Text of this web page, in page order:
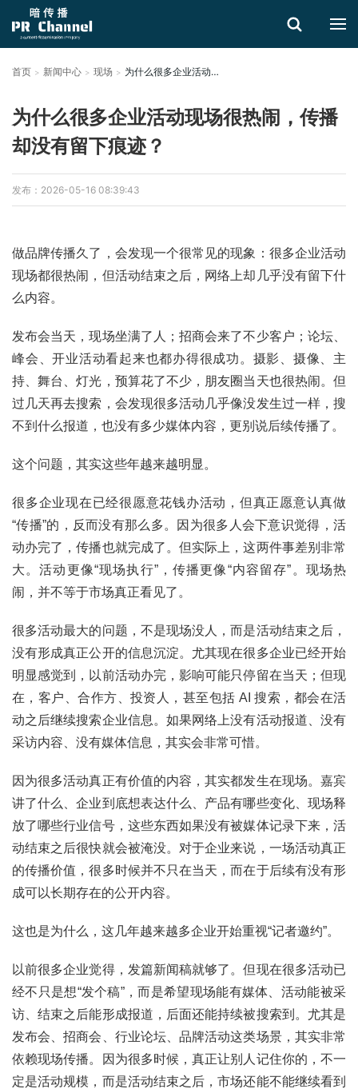
首页 新闻中心 现场 为什么很多企业活动现场很热闹，传播却没有留下痕迹？
为什么很多企业活动现场很热闹，传播
却没有留下痕迹？
发布：2026-05-16 08:39:43
做品牌传播久了，会发现一个很常见的现象：很多企业活动
现场都很热闹，但活动结束之后，网络上却几乎没有留下什
么内容。
发布会当天，现场坐满了人；招商会来了不少客户；论坛、
峰会、开业活动看起来也都办得很成功。摄影、摄像、主
持、舞台、灯光，预算花了不少，朋友圈当天也很热闹。但
过几天再去搜索，会发现很多活动几乎像没发生过一样，搜
不到什么报道，也没有多少媒体内容，更别说后续传播了。
这个问题，其实这些年越来越明显。
很多企业现在已经很愿意花钱办活动，但真正愿意认真做
“传播”的，反而没有那么多。因为很多人会下意识觉得，活
动办完了，传播也就完成了。但实际上，这两件事差别非常
大。活动更像“现场执行”，传播更像“内容留存”。现场热
闹，并不等于市场真正看见了。
很多活动最大的问题，不是现场没人，而是活动结束之后，
没有形成真正公开的信息沉淀。尤其现在很多企业已经开始
明显感觉到，以前活动办完，影响可能只停留在当天；但现
在，客户、合作方、投资人，甚至包括 AI 搜索，都会在活
动之后继续搜索企业信息。如果网络上没有活动报道、没有
采访内容、没有媒体信息，其实会非常可惜。
因为很多活动真正有价值的内容，其实都发生在现场。嘉宾
讲了什么、企业到底想表达什么、产品有哪些变化、现场释
放了哪些行业信号，这些东西如果没有被媒体记录下来，活
动结束之后很快就会被淹没。对于企业来说，一场活动真正
的传播价值，很多时候并不只在当天，而在于后续有没有形
成可以长期存在的公开内容。
这也是为什么，这几年越来越多企业开始重视“记者邀约”。
以前很多企业觉得，发篇新闻稿就够了。但现在很多活动已
经不只是想“发个稿”，而是希望现场能有媒体、活动能被采
访、结束之后能形成报道，后面还能持续被搜索到。尤其是
发布会、招商会、行业论坛、品牌活动这类场景，其实非常
依赖现场传播。因为很多时候，真正让别人记住你的，不一
定是活动规模，而是活动结束之后，市场还能不能继续看到